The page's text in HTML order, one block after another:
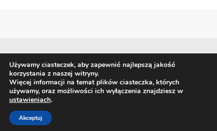
Biznes Giełda i waluty
Prawo
Technologia i trendy
Copyright © 2026 Przekrój Finansowy Polska
Używamy ciasteczek, aby zapewnić najlepszą jakość
korzystania z naszej witryny.
Więcej informacji na temat plików ciasteczka, których
używamy, oraz możliwości ich wyłączenia znajdziesz w
ustawieniach.
Akceptuj